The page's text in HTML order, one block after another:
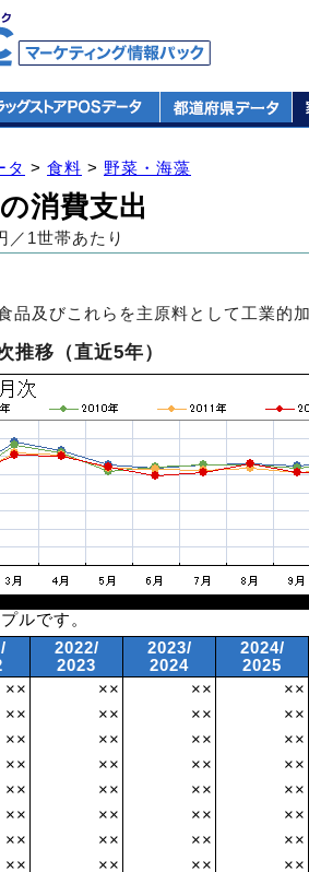
タ > 食料 > 野菜・海藻
消費支出
1世帯あたり
品及びこれらを主原料として工業的
推移（直近5年）
ルです。
2022/
2023
2023/
2024
2024/
2025
×× ×× ××
××
×× ×× ××
××
×× ×× ××
××
×× ×× ××
××
×× ×× ××
××
×× ×× ××
××
×× ×× ××
××
×× ×× ××
××